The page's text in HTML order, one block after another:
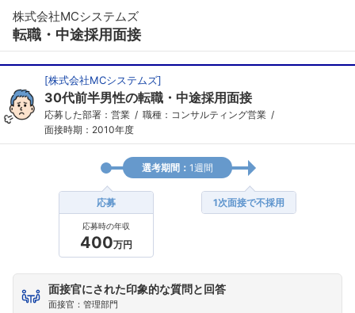
株式会社MCシステムズ
転職・中途採用面接
[株式会社MCシステムズ]
30代前半男性の転職・中途採用面接
応募した部署：営業
職種：コンサルティング営業
面接時期：2010年度
選考期間： 1週間
応募
応募時の年収
400万円
1次面接で不採用
面接官にされた印象的な質問と回答
面接官：管理部門